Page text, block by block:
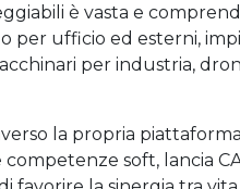
è vasta e
per ufficio ed esterni,
per industria,
la propria
soft, lancia